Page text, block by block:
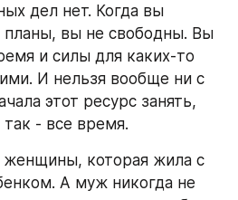
дел нет. Когда вы
планы, вы не свободны. Вы
и силы для каких-то
И нельзя вообще ни с
этот ресурс занять,
- все время.
женщины, которая жила с
А муж никогда не